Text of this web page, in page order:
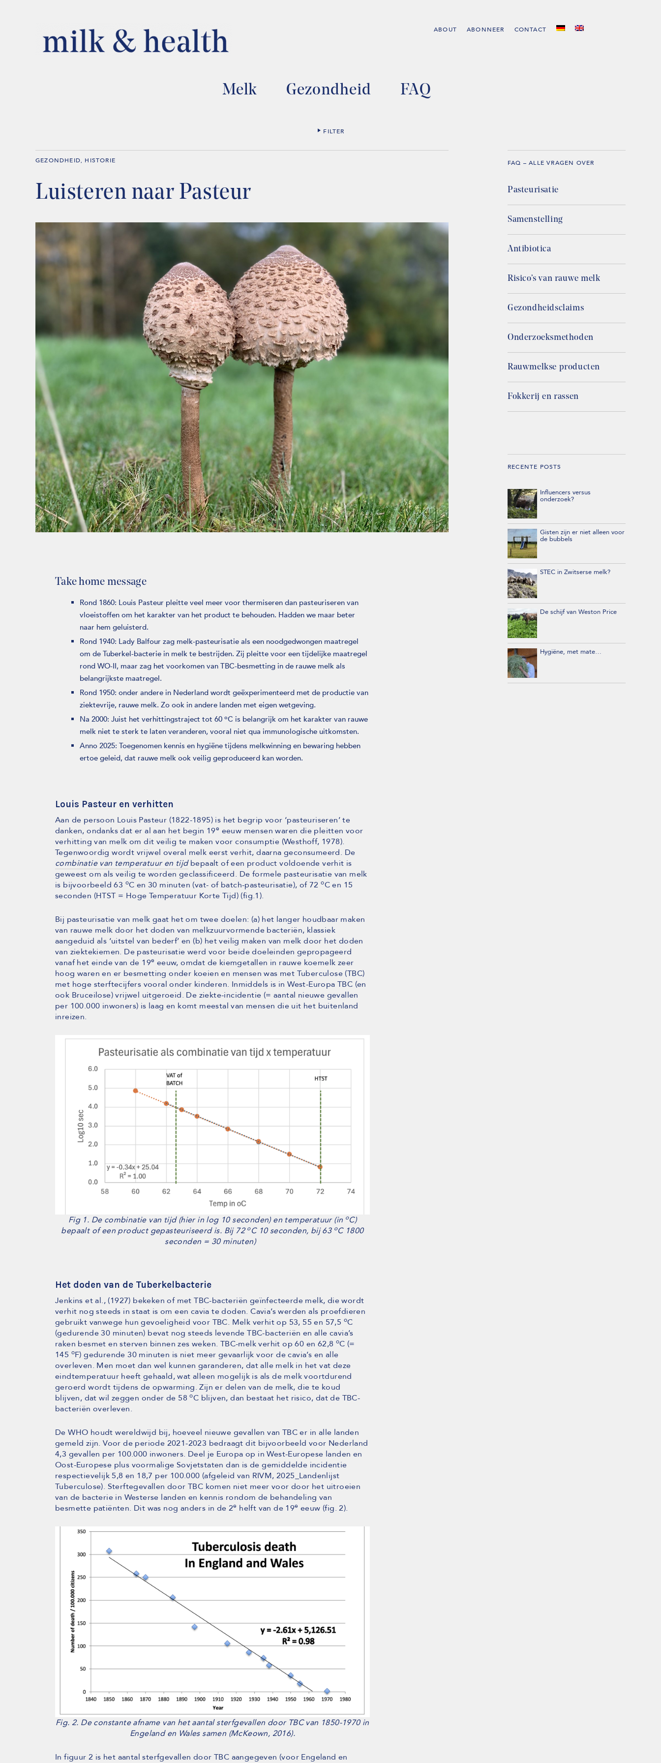
ABOUT ABONNEER CONTACT
Melk Gezondheid FAQ
FILTER
GEZONDHEID, HISTORIE
Luisteren naar Pasteur
Take home message
Rond 1860: Louis Pasteur pleitte veel meer voor thermiseren dan pasteuriseren van
vloeistoffen om het karakter van het product te behouden. Hadden we maar beter
naar hem geluisterd.
Rond 1940: Lady Balfour zag melk-pasteurisatie als een noodgedwongen maatregel
om de Tuberkel-bacterie in melk te bestrijden. Zij pleitte voor een tijdelijke maatregel
rond WO-II, maar zag het voorkomen van TBC-besmetting in de rauwe melk als
belangrijkste maatregel.
Rond 1950: onder andere in Nederland wordt geëxperimenteerd met de productie van
ziektevrije, rauwe melk. Zo ook in andere landen met eigen wetgeving.
Na 2000: Juist het verhittingstraject tot 60 oC is belangrijk om het karakter van rauwe
melk niet te sterk te laten veranderen, vooral niet qua immunologische uitkomsten.
Anno 2025: Toegenomen kennis en hygiëne tijdens melkwinning en bewaring hebben
ertoe geleid, dat rauwe melk ook veilig geproduceerd kan worden.
Louis Pasteur en verhitten
Aan de persoon Louis Pasteur (1822-1895) is het begrip voor ‘pasteuriseren’ te
danken, ondanks dat er al aan het begin 19e eeuw mensen waren die pleitten voor
verhitting van melk om dit veilig te maken voor consumptie (Westhoff, 1978).
Tegenwoordig wordt vrijwel overal melk eerst verhit, daarna geconsumeerd. De
combinatie van temperatuur en tijdbepaalt of een product voldoende verhit is
geweest om als veilig te worden geclassificeerd. De formele pasteurisatie van melk
is bijvoorbeeld 63 oC en 30 minuten (vat- of batch-pasteurisatie), of 72oC en 15
seconden (HTST = Hoge Temperatuur Korte Tijd) (fig.1).
Bij pasteurisatie van melk gaat het om twee doelen: (a) het langer houdbaar maken
van rauwe melk door het doden van melkzuurvormende bacteriën, klassiek
aangeduid als ‘uitstel van bederf’ en (b) het veilig maken van melk door het doden
van ziektekiemen. De pasteurisatie werd voor beide doeleinden gepropageerd
vanaf het einde van de 19e eeuw, omdat de kiemgetallen in rauwe koemelk zeer
hoog waren en er besmetting onder koeien en mensen was met Tuberculose (TBC)
met hoge sterftecijfers vooral onder kinderen. Inmiddels is in West-Europa TBC (en
ook Bruceilose) vrijwel uitgeroeid. De ziekte-incidentie (= aantal nieuwe gevallen
per 100.000 inwoners) is laag en komt meestal van mensen die uit het buitenland
inreizen.
Fig 1. De combinatie van tijd (hier in log 10 seconden) en temperatuur (in oC)
bepaalt of een product gepasteuriseerd is. Bij 72oC 10 seconden, bij 63 oC 1800
seconden = 30 minuten)
Het doden van de Tuberkelbacterie
Jenkins et al., (1927) bekeken of met TBC-bacteriën geïnfecteerde melk, die wordt
verhit nog steeds in staat is om een cavia te doden. Cavia’s werden als proefdieren
gebruikt vanwege hun gevoeligheid voor TBC. Melk verhit op 53, 55 en 57,5 oC
(gedurende 30 minuten) bevat nog steeds levende TBC-bacteriën en alle cavia’s
raken besmet en sterven binnen zes weken. TBC-melk verhit op 60 en 62,8 oC (=
145 oF) gedurende 30 minuten is niet meer gevaarlijk voor de cavia’s en alle
overleven. Men moet dan wel kunnen garanderen, dat alle melk in het vat deze
eindtemperatuur heeft gehaald, wat alleen mogelijk is als de melk voortdurend
geroerd wordt tijdens de opwarming. Zijn er delen van de melk, die te koud
blijven, dat wil zeggen onder de 58oC blijven, dan bestaat het risico, dat de TBC-
bacteriën overleven.
De WHO houdt wereldwijd bij, hoeveel nieuwe gevallen van TBC er in alle landen
gemeld zijn. Voor de periode 2021-2023 bedraagt dit bijvoorbeeld voor Nederland
4,3 gevallen per 100.000 inwoners. Deel je Europa op in West-Europese landen en
Oost-Europese plus voormalige Sovjetstaten dan is de gemiddelde incidentie
respectievelijk 5,8 en 18,7 per 100.000 (afgeleid van RIVM, 2025_Landenlijst
Tuberculose). Sterftegevallen door TBC komen niet meer voor door het uitroeien
van de bacterie in Westerse landen en kennis rondom de behandeling van
besmette patiënten. Dit was nog anders in de 2e helft van de 19e eeuw (fig. 2).
Fig. 2. De constante afname van het aantal sterfgevallen door TBC van 1850-1970 in
Engeland en Wales samen (McKeown, 2016).
In figuur 2 is het aantal sterfgevallen door TBC aangegeven (voor Engeland en
FAQ – ALLE VRAGEN OVER
Pasteurisatie
Samenstelling
Antibiotica
Risico’s van rauwe melk
Gezondheidsclaims
Onderzoeksmethoden
Rauwmelkse producten
Fokkerij en rassen
RECENTE POSTS
Influencers versus
onderzoek?
Gisten zijn er niet alleen voor
de bubbels
STEC in Zwitserse melk?
De schijf van Weston Price
Hygiëne, met mate…